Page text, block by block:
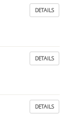
DETAILS
DETAILS
DETAILS